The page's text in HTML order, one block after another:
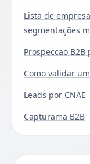
Lista de
segmentações
Prospeccao
Como validar
Leads por CNAE
Capturama B2B